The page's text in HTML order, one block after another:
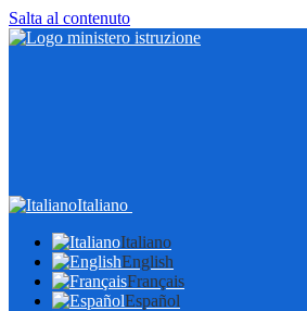
Salta al contenuto
Italiano
Italiano
English
Français
Español